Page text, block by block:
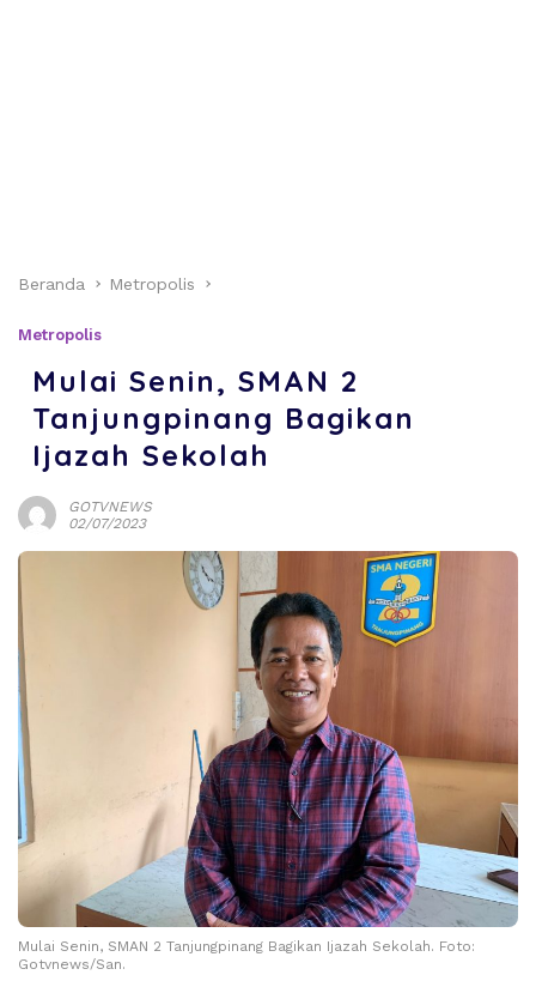
Beranda Metropolis
Metropolis
Mulai Senin, SMAN 2
Tanjungpinang Bagikan
Ijazah Sekolah
GOTVNEWS
02/07/2023
Mulai Senin, SMAN 2 Tanjungpinang Bagikan Ijazah Sekolah. Foto:
Gotvnews/San.